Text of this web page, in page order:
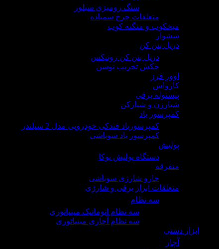
سنگ رومیزی سیلور
متعلقات چرخ سمباده
میخکوب و منگنه کوب
سشوار
دریل بتن کن
دریل بتن کن رونیکس
چکش تخریب توسن
اوور فرز
کارواش
پیستوله برقی
شیارزن و شیارکن
کمپرسور باد
کمپرسورباد فندکی خودرویی مدل 2 سیلندر
کمپرسور باد سوباشی
پولیش
دستگاه پولیش پوکا
متفرقه
جارو شارژی سوباشی
متعلقات ابزار برقی و شارژی
سه نظام
سه نظام اتوماتیک مینیاتوری
سه نظام آچاری مینیاتوری
ابزار دستی
آچار